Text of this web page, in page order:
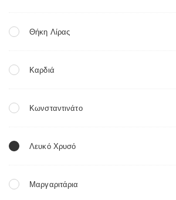
Θήκη Λίρας
Καρδιά
Κωνσταντινάτο
Λευκό Χρυσό
Μαργαριτάρια